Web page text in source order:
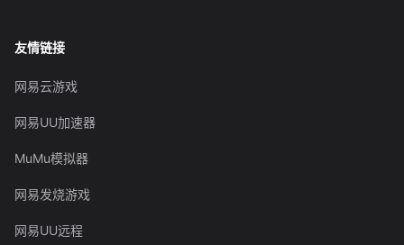
友情链接
网易云游戏
网易UU加速器
MuMu模拟器
网易发烧游戏
网易UU远程